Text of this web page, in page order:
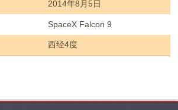
2014年8月5日
SpaceX Falcon 9
西经4度